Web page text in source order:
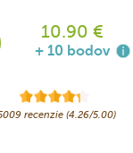
10.90 €
+ 10 bodov
recenzie (4.26/5.00)